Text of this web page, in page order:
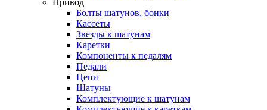
Болты шатунов, бонки
Кассеты
Звезды к шатунам
Каретки
Компоненты к педалям
Педали
Цепи
Шатуны
Комплектующие к шатунам